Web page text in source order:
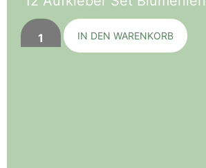
IN DEN WARENKORB